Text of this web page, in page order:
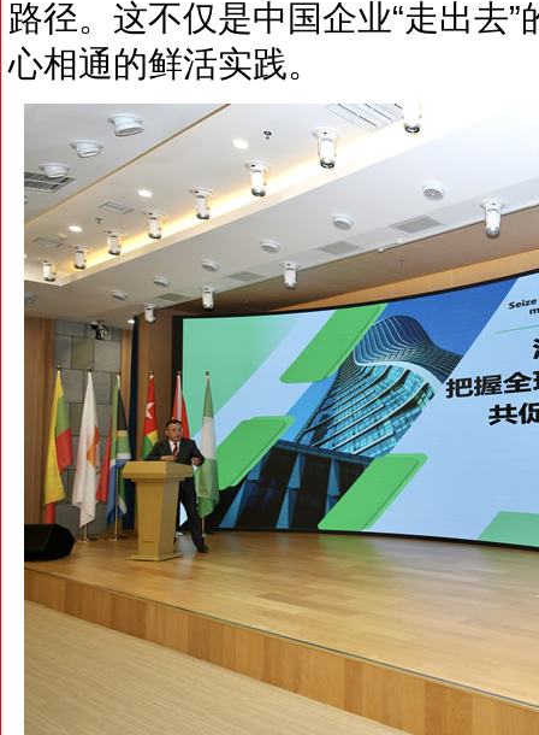
路径。这不仅是中国企业“走出去
心相通的鲜活实践。